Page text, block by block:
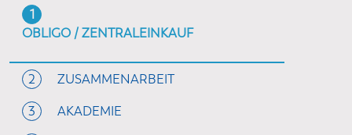
1
OBLIGO / ZENTRALEINKAUF
2 ZUSAMMENARBEIT
3 AKADEMIE